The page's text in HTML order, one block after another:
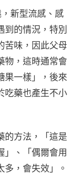
新型流感、感
到的情況，特別
苦味，因此父母
物，這時通常會
果一樣」，後來
吃藥也產生不小
的方法，「這是
」、「偶爾會用
，會失效」。